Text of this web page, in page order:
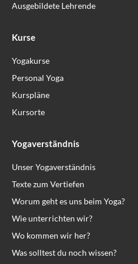
Ausgebildete Lehrende
Kurse
Yogakurse
Personal Yoga
Kurspläne
Kursorte
Yogaverständnis
Unser Yogaverständnis
Texte zum Vertiefen
Worum geht es uns beim Yoga?
Wie unterrichten wir?
Wo kommen wir her?
Was solltest du noch wissen?